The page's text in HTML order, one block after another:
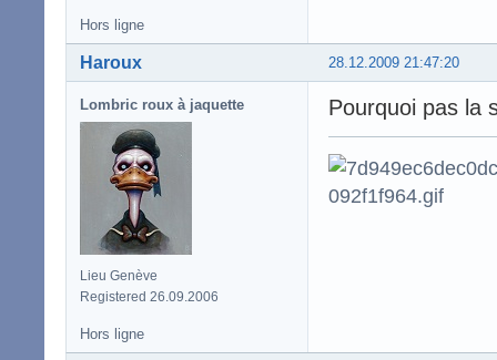
Hors ligne
28.12.2009 21:47:20
Haroux
Lombric roux à jaquette
Lieu Genève
Registered 26.09.2006
Pourquoi pas la
Hors ligne